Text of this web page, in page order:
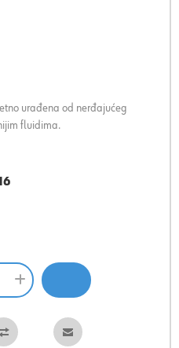
urađena od nerđajućeg
fluidima.